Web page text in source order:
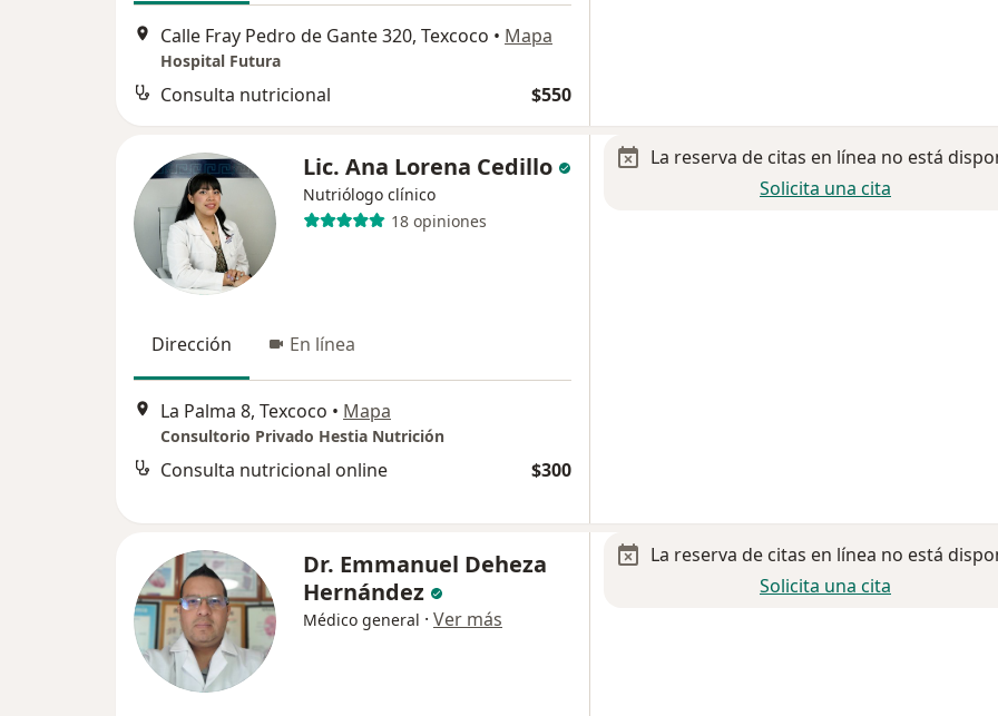
Calle Fray Pedro de Gante 320, Texcoco • Mapa
Hospital Futura
Consulta nutricional $550
Lic. Ana Lorena Cedillo
Nutriólogo clínico
18 opiniones
Dirección En línea
La Palma 8, Texcoco • Mapa
Consultorio Privado Hestia Nutrición
Consulta nutricional online $300
La reserva de citas en línea no está
Solicita una cita
Dr. Emmanuel Deheza
Hernández
Médico general · Ver más
La reserva de citas en línea no está
Solicita una cita